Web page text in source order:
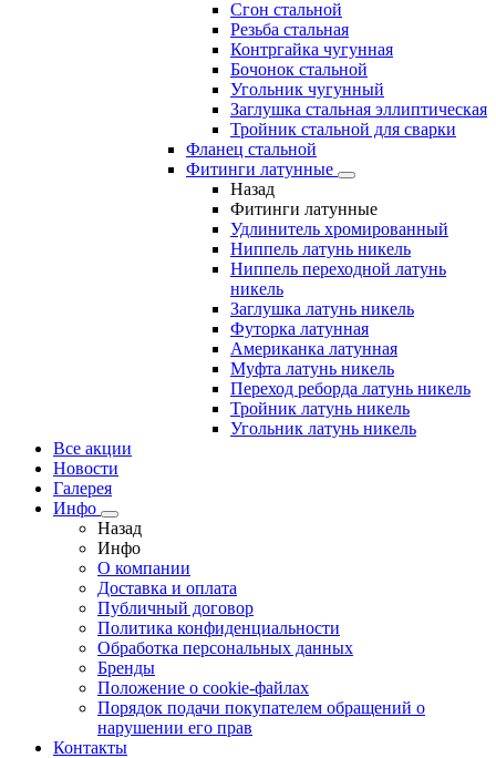
Сгон стальной
Резьба стальная
Контргайка чугунная
Бочонок стальной
Угольник чугунный
Заглушка стальная эллиптическая
Тройник стальной для сварки
Фланец стальной
Фитинги латунные
Назад
Фитинги латунные
Удлинитель хромированный
Ниппель латунь никель
Ниппель переходной латунь
никель
Заглушка латунь никель
Футорка латунная
Американка латунная
Муфта латунь никель
Переход реборда латунь никель
Тройник латунь никель
Угольник латунь никель
Все акции
Новости
Галерея
Инфо
Назад
Инфо
О компании
Доставка и оплата
Публичный договор
Политика конфиденциальности
Обработка персональных данных
Бренды
Положение о cookie-файлах
Порядок подачи покупателем обращений о
нарушении его прав
Контакты